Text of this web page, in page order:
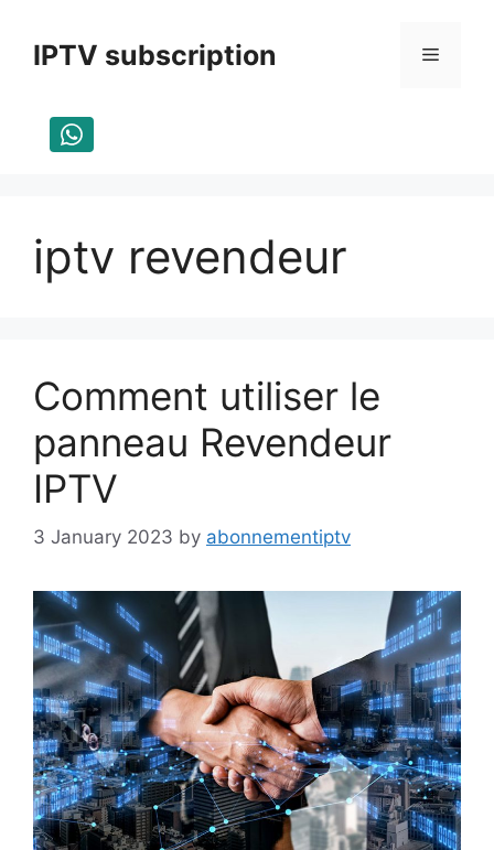
contentIPTV subscription Menu
iptv revendeur
Comment utiliser le
panneau Revendeur
IPTV
3 January 2023 by abonnementiptv